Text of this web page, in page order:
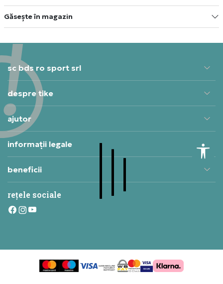
Găsește în magazin
sc bds ro sport srl
despre tike
ajutor
informații legale
beneficii
rețele sociale